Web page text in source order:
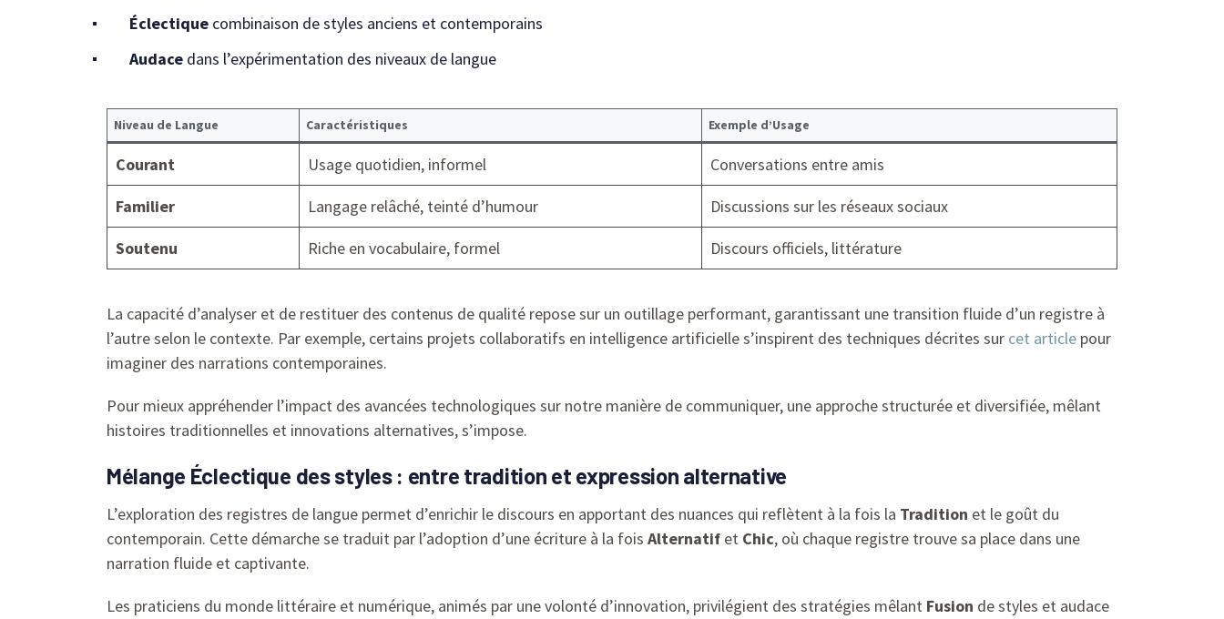
Éclectique combinaison de styles anciens et contemporains
Audace dans l’expérimentation des niveaux de langue
Niveau de Langue Caractéristiques Exemple d’Usage
Courant Usage quotidien, informel
Conversations entre amis
Familier
Langage relâché, teinté d’humour
Discussions sur les réseaux sociaux
Soutenu
Riche en vocabulaire, formel Discours officiels, littérature
La capacité d’analyser et de restituer des contenus de qualité repose sur un outillage performant, garantissant une transition fluide d’un registre à
l’autre selon le contexte. Par exemple, certains projets collaboratifs en intelligence artificielle s’inspirent des techniques décrites sur cet article pour
imaginer des narrations contemporaines.
Pour mieux appréhender l’impact des avancées technologiques sur notre manière de communiquer, une approche structurée et diversifiée, mêlant
histoires traditionnelles et innovations alternatives, s’impose.
Mélange Éclectique des styles : entre tradition et expression alternative
L’exploration des registres de langue permet d’enrichir le discours en apportant des nuances qui reflètent à la fois la Tradition et le goût du
contemporain. Cette démarche se traduit par l’adoption d’une écriture à la fois Alternatif et Chic, où chaque registre trouve sa place dans une
narration fluide et captivante.
Les praticiens du monde littéraire et numérique, animés par une volonté d’innovation, privilégient des stratégies mêlant Fusion de styles et audace